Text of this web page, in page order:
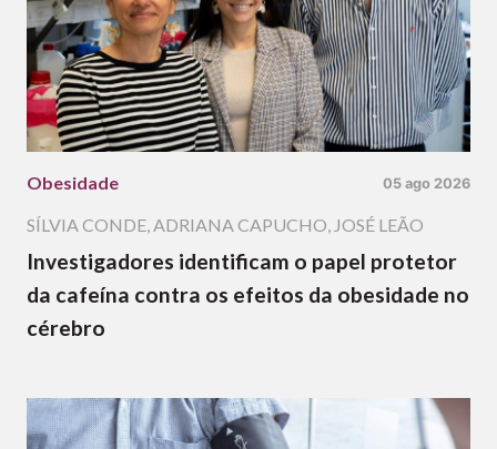
Obesidade 05 ago 2026
SÍLVIA CONDE,ADRIANA CAPUCHO, JOSÉ LEÃO
Investigadores identificam o papel protetor
da cafeína contra os efeitos da obesidade no
cérebro